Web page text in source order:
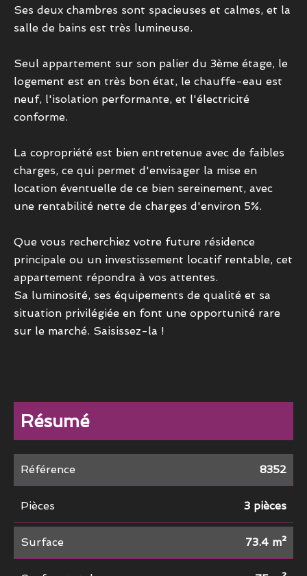
Ses deux chambres sont spacieuses et calmes, et la
salle de bains est très lumineuse.
Seul appartement sur son palier du 3ème étage, le
logement est en très bon état, le chauffe-eau est
neuf, l'isolation performante, et l'électricité
conforme.
La copropriété est bien entretenue avec de faibles
charges, ce qui permet d'envisager la mise en
location éventuelle de ce bien sereinement, avec
une rentabilité nette de charges d'environ 5%.
Que vous recherchiez votre future résidence
principale ou un investissement locatif rentable, cet
appartement répondra à vos attentes.
Sa luminosité, ses équipements de qualité et sa
situation privilégiée en font une opportunité rare
sur le marché.​ Saisissez-la !
Résumé
Référence 8352
Pièces 3 pièces
Surface 73.4 m²